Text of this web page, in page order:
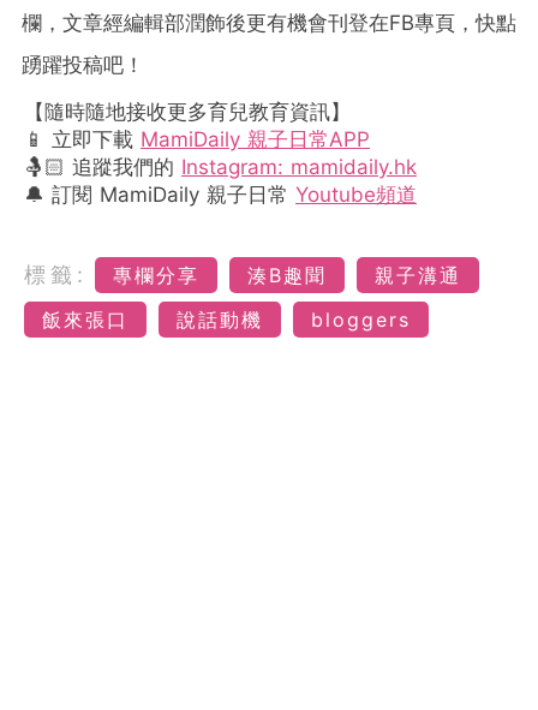
欄，文章經編輯部潤飾後更有機會刊登在FB專頁，快點
踴躍投稿吧！
【隨時隨地接收更多育兒教育資訊】
📱 立即下載 MamiDaily 親子日常APP
🤱🏻 追蹤我們的 Instagram: mamidaily.hk
🔔 訂閱 MamiDaily 親子日常 Youtube頻道
標籤: 專欄分享 湊B趣聞
親子溝通
飯來張口
說話動機 bloggers